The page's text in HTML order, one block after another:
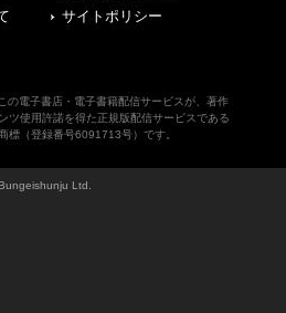
サイトポリシー
の電子書店・電子書籍配信サービスが、著作
ツ使用許諾を得た正規版配信サービスである
標（登録番号6091713号）です。
Ltd.